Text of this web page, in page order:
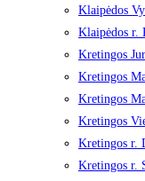
Klaipėdos
Klaipėdos r.
Kretingos
Kretingos
Kretingos
Kretingos
Kretingos r.
Kretingos r.